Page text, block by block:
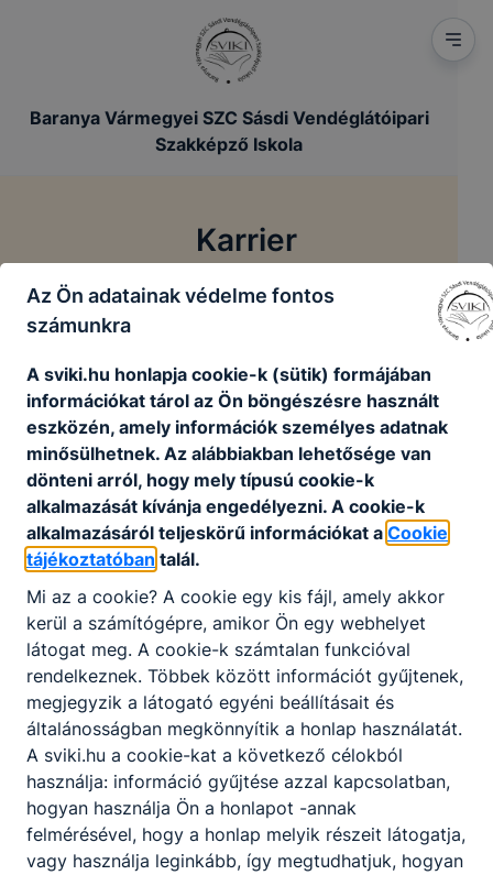
Baranya Vármegyei SZC Sásdi Vendéglátóipari
Szakképző Iskola
Karrier
Főoldal / Karrier
Jelenleg nincsenek aktív álláshirdetéseink
Vissza a főoldalra
Partnereink
Az Ön adatainak védelme fontos
számunkra
A sviki.hu honlapja cookie-k (sütik) formájában
információkat tárol az Ön böngészésre használt
eszközén, amely információk személyes adatnak
minősülhetnek. Az alábbiakban lehetősége van
dönteni arról, hogy mely típusú cookie-k
alkalmazását kívánja engedélyezni. A cookie-k
alkalmazásáról teljeskörű információkat a Cookie
tájékoztatóban talál.
Mi az a cookie? A cookie egy kis fájl, amely akkor
kerül a számítógépre, amikor Ön egy webhelyet
látogat meg. A cookie-k számtalan funkcióval
rendelkeznek. Többek között információt gyűjtenek,
megjegyzik a látogató egyéni beállításait és
általánosságban megkönnyítik a honlap használatát.
A sviki.hu a cookie-kat a következő célokból
használja: információ gyűjtése azzal kapcsolatban,
hogyan használja Ön a honlapot -annak
felmérésével, hogy a honlap melyik részeit látogatja,
vagy használja leginkább, így megtudhatjuk, hogyan